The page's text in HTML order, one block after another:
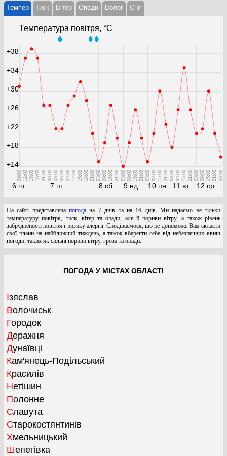
Темпер Тиск Вітер Опади Волог Cніг
Температура повітря, °С
6 чт
09:00 12:00 15:00 18:00 21:00
7 пт
00:00 03:00 06:00 09:00 12:00 15:00 18:00 21:00
8 сб
03:00 09:00 15:00 21:00
9 нд
03:00 09:00 15:00 21:00
10 пн
03:00 09:00 15:00 21:00
11 вт
03:00 09:00 15:00 21:00
12 ср
03:00 09:00 15:00 21:00 03:00
+14
+18
+22
+26
+30
+34
+38
На сайті представленапогода на 7 днів та на 16 днів. Ми надаємо не тільки
температуру повітря, тиск, вітер та опади, але й пориви вітру, а також рівень
забрудненості повітря і ризику алергії. Сподіваємося, що це допоможе Вам скласти
свої плани на найближчий тиждень, а також вберегти себе від небезпечних явищ
погоди, таких як сильні пориви вітру, гроза та опади.
ПОГОДА У МІСТАХ ОБЛАСТІ
Ізяслав
Волочиськ
Городок
Деражня
Дунаївці
Кам'янець-Подільський
Красилів
Нетішин
Полонне
Славута
Старокостянтинів
Хмельницький
Шепетівка